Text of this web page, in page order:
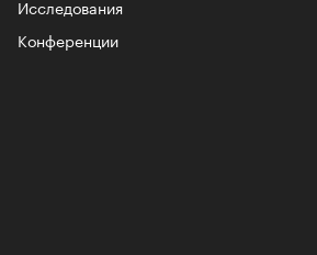
Исследования
Конференции